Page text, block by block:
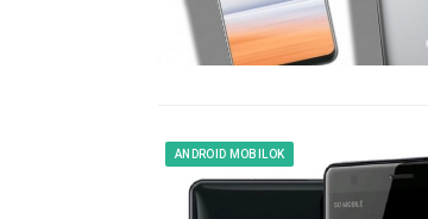
ANDROID MOBILOK